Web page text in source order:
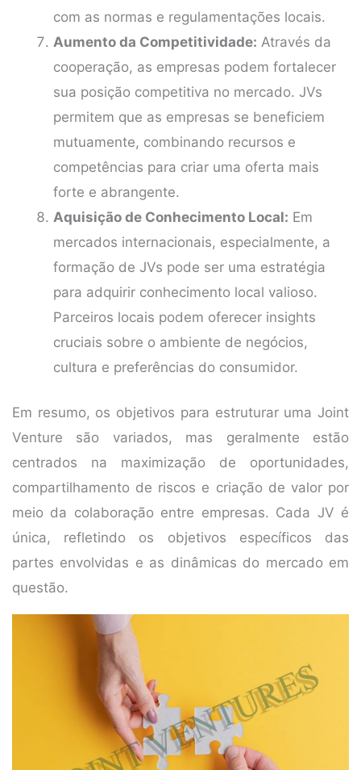
com as normas e regulamentações locais.
Aumento da Competitividade: Através da
cooperação, as empresas podem fortalecer
sua posição competitiva no mercado. JVs
permitem que as empresas se beneficiem
mutuamente, combinando recursos e
competências para criar uma oferta mais
forte e abrangente.
Aquisição de Conhecimento Local: Em
mercados internacionais, especialmente, a
formação de JVs pode ser uma estratégia
para adquirir conhecimento local valioso.
Parceiros locais podem oferecer insights
cruciais sobre o ambiente de negócios,
cultura e preferências do consumidor.
Em resumo, os objetivos para estruturar uma Joint
Venture são variados, mas geralmente estão
centrados na maximização de oportunidades,
compartilhamento de riscos e criação de valor por
meio da colaboração entre empresas. Cada JV é
única, refletindo os objetivos específicos das
partes envolvidas e as dinâmicas do mercado em
questão.